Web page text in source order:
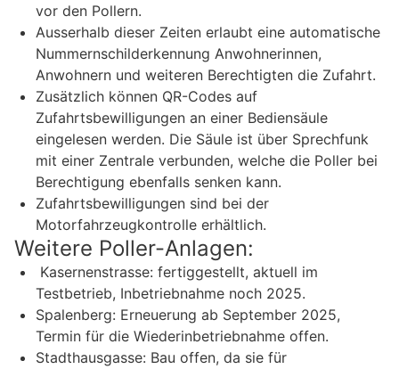
vor den Pollern.
Ausserhalb dieser Zeiten erlaubt eine automatische
Nummernschilderkennung Anwohnerinnen,
Anwohnern und weiteren Berechtigten die Zufahrt.
Zusätzlich können QR-Codes auf
Zufahrtsbewilligungen an einer Bediensäule
eingelesen werden. Die Säule ist über Sprechfunk
mit einer Zentrale verbunden, welche die Poller bei
Berechtigung ebenfalls senken kann.
Zufahrtsbewilligungen sind bei der
Motorfahrzeugkontrolle erhältlich.
Weitere Poller-Anlagen:
Kasernenstrasse: fertiggestellt, aktuell im
Testbetrieb, Inbetriebnahme noch 2025.
Spalenberg: Erneuerung ab September 2025,
Termin für die Wiederinbetriebnahme offen.
Stadthausgasse: Bau offen, da sie für